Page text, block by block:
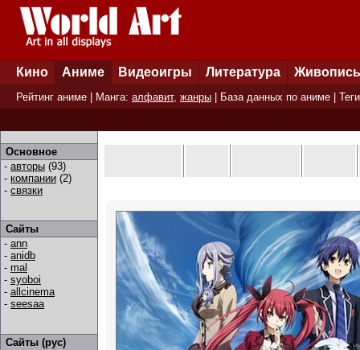
Кино Аниме Видеоигры Литература Живопись
Рейтинг аниме | Манга: алфавит, жанры База данных по аниме Теги
Основное
- авторы (93)
- компании (2)
- связки
Сайты
- ann
- anidb
- mal
- syoboi
- allcinema
- seesaa
Сайты (рус)